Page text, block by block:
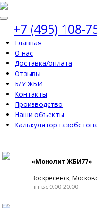
+7 (495) 108-
Главная
О нас
Доставка/оплата
Отзывы
Б/У ЖБИ
Контакты
Производство
Наши объекты
Калькулятор газобетона
«Монолит ЖБИ77»
Воскресенск,
пн-вс 9.00-20.00